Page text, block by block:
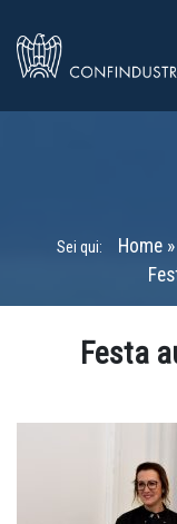
Sei qui: Home »
Festa